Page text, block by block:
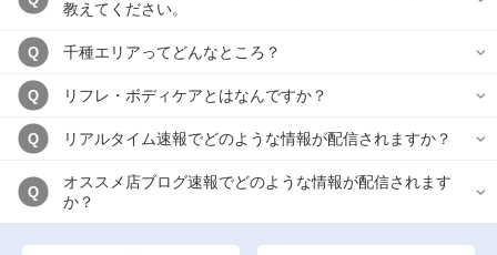
教えてください。
Q 千種エリアってどんなところ？
Q リフレ・ボディケアとはなんですか？
Q リアルタイム速報でどのような情報が配信されますか？
Q
オススメ店ブログ速報でどのような情報が配信されます
か？